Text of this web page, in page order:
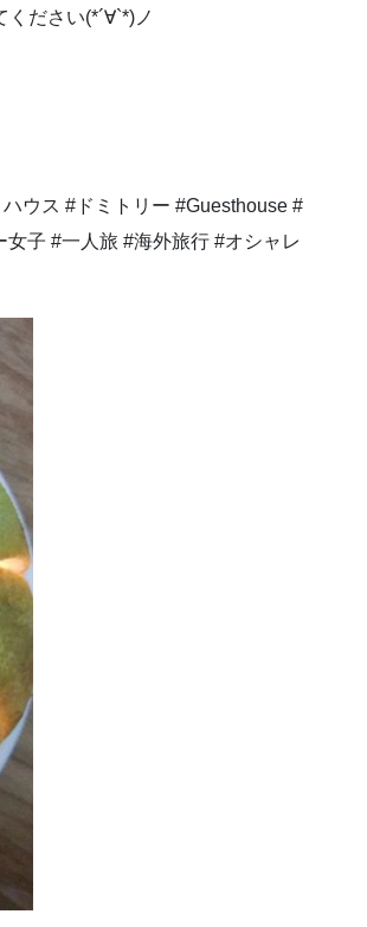
ださい(*´∀`*)ノ
ウス #ドミトリー #Guesthouse #
子 #一人旅 #海外旅行 #オシャレ